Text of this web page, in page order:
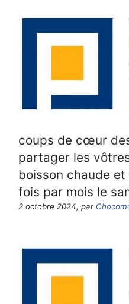
coups de cœur
partager les
boisson chaude et
fois par mois le
2 octobre 2024, par